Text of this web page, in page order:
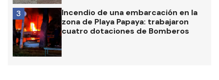
Incendio de una embarcación en la
zona de Playa Papaya: trabajaron
cuatro dotaciones de Bomberos
3